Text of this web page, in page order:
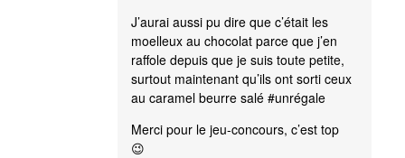
J’aurai aussi pu dire que c’était les
moelleux au chocolat parce que j’en
raffole depuis que je suis toute petite,
surtout maintenant qu’ils ont sorti ceux
au caramel beurre salé #unrégale
Merci pour le jeu-concours, c’est top
😉